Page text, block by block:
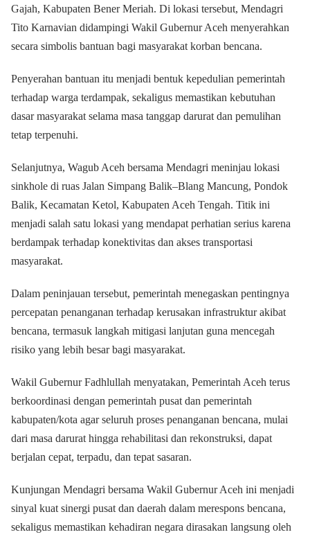
Gajah, Kabupaten Bener Meriah. Di lokasi tersebut, Mendagri
Tito Karnavian didampingi Wakil Gubernur Aceh menyerahkan
secara simbolis bantuan bagi masyarakat korban bencana.
Penyerahan bantuan itu menjadi bentuk kepedulian pemerintah
terhadap warga terdampak, sekaligus memastikan kebutuhan
dasar masyarakat selama masa tanggap darurat dan pemulihan
tetap terpenuhi.
Selanjutnya, Wagub Aceh bersama Mendagri meninjau lokasi
sinkhole di ruas Jalan Simpang Balik–Blang Mancung, Pondok
Balik, Kecamatan Ketol, Kabupaten Aceh Tengah. Titik ini
menjadi salah satu lokasi yang mendapat perhatian serius karena
berdampak terhadap konektivitas dan akses transportasi
masyarakat.
Dalam peninjauan tersebut, pemerintah menegaskan pentingnya
percepatan penanganan terhadap kerusakan infrastruktur akibat
bencana, termasuk langkah mitigasi lanjutan guna mencegah
risiko yang lebih besar bagi masyarakat.
Wakil Gubernur Fadhlullah menyatakan, Pemerintah Aceh terus
berkoordinasi dengan pemerintah pusat dan pemerintah
kabupaten/kota agar seluruh proses penanganan bencana, mulai
dari masa darurat hingga rehabilitasi dan rekonstruksi, dapat
berjalan cepat, terpadu, dan tepat sasaran.
Kunjungan Mendagri bersama Wakil Gubernur Aceh ini menjadi
sinyal kuat sinergi pusat dan daerah dalam merespons bencana,
sekaligus memastikan kehadiran negara dirasakan langsung oleh